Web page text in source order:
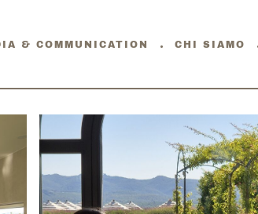
& COMMUNICATION CHI SIAMO